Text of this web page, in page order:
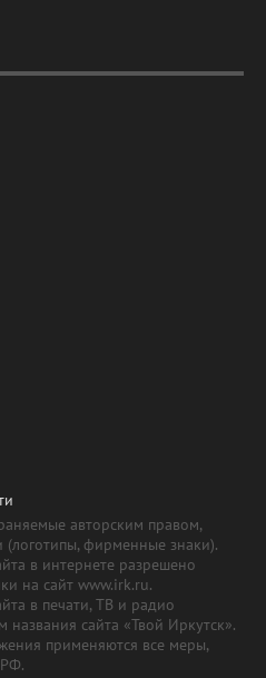
авторским правом,
(логотипы, фирменные знаки).
в интернете разрешено
на сайт www.irk.ru.
в печати, ТВ и радио
названия сайта «Твой Иркутск».
применяются все меры,